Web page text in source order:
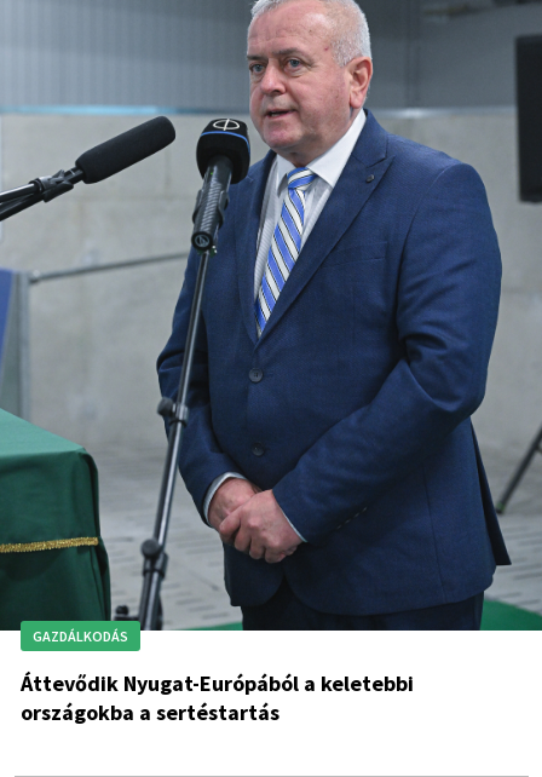
GAZDÁLKODÁS
Áttevődik Nyugat-Európából a keletebbi
országokba a sertéstartás